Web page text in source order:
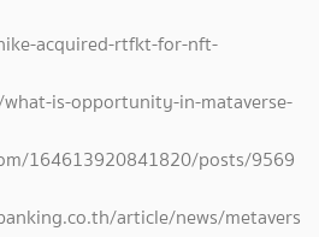
acquired-rtfkt-for-nft-
is-opportunity-in-mataverse-
164613920841820/posts/9569
article/news/metavers